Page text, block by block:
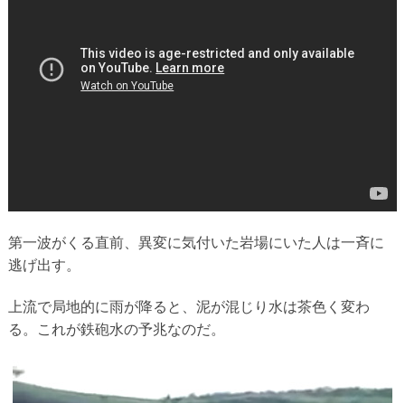
第一波がくる直前、異変に気付いた岩場にいた人は一斉に
逃げ出す。
上流で局地的に雨が降ると、泥が混じり水は茶色く変わ
る。これが鉄砲水の予兆なのだ。